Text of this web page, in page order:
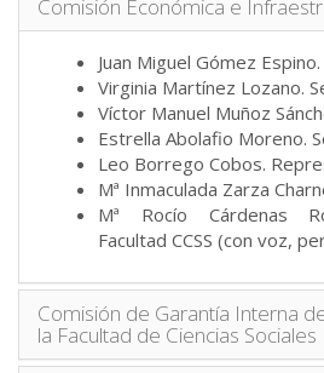
Comisión Económica e
Juan Miguel Gómez
Virginia Martínez Lozano.
Víctor Manuel Muñoz
Estrella Abolafio Moreno.
Leo Borrego Cobos.
Mª Inmaculada Zarza
Mª Rocío Cárdenas
Facultad CCSS (con voz,
Comisión de Garantía Interna
la Facultad de Ciencias Sociales